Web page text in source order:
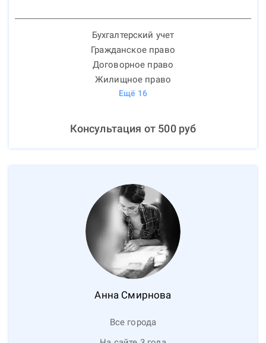
Бухгалтерский учет
Гражданское право
Договорное право
Жилищное право
Ещё 16
Консультация от 500руб
Анна Смирнова
Все города